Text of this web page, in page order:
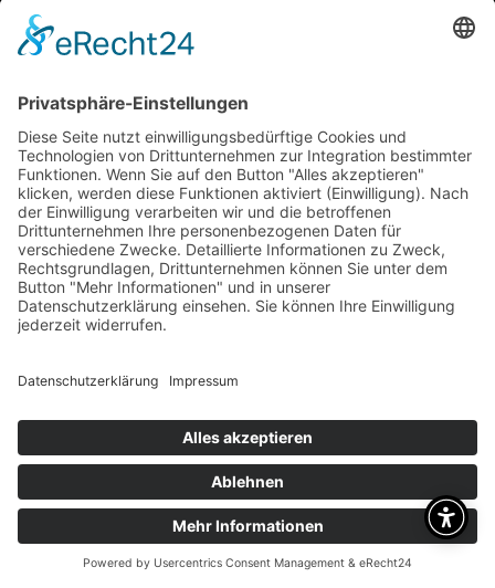
Dafür sind wir da
+49 1718109213
SIE FINDEN UNS HIER
Otto Straße 1
63785 Obernburg
UNSERE ÖFFNUNGSZEITEN